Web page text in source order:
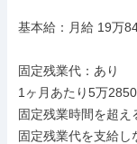
基本給：月給 19万
固定残業代：あり
1ヶ月あたり5万
固定残業時間を超え
固定残業代を支給